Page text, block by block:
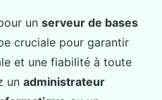
un serveur de bases
cruciale pour garantir
et une fiabilité à toute
un administrateur